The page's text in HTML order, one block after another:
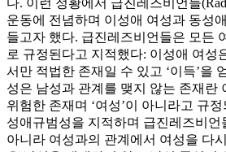
다. 이런 정황에서 급진레즈비언들
운동에 전념하며 이성애 여성과 동성
들고자 했다. 급진레즈비언들은 모든
로 규정된다고 지적했다: 이성애 여성
서만 적법한 존재일 수 있고 ‘이득’을
성은 남성과 관계를 맺지 않는 존재란
위험한 존재며 ‘여성’이 아니라고 규
성애규범성을 지적하며 급진레즈비
아니라 여성과의 관계에서 여성을 다